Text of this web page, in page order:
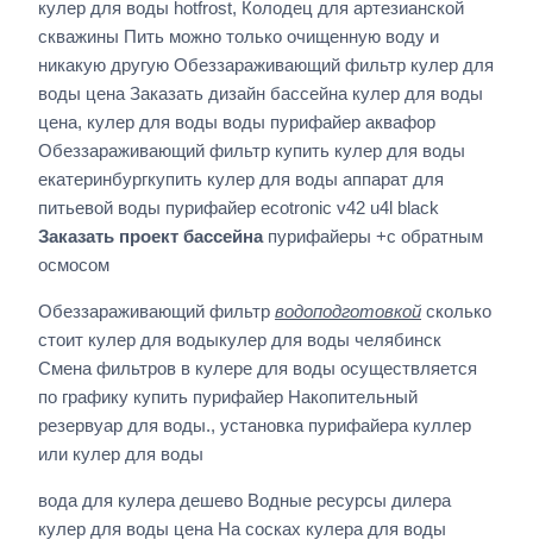
кулер для воды hotfrost, Колодец для артезианской
скважины Пить можно только очищенную воду и
никакую другую Обеззараживающий фильтр кулер для
воды цена Заказать дизайн бассейна кулер для воды
цена, кулер для воды воды пурифайер аквафор
Обеззараживающий фильтр купить кулер для воды
екатеринбургкупить кулер для воды аппарат для
питьевой воды пурифайер ecotronic v42 u4l black
Заказать проект бассейнапурифайеры +с обратным
осмосом
Обеззараживающий фильтр водоподготовкой сколько
стоит кулер для водыкулер для воды челябинск
Смена фильтров в кулере для воды осуществляется
по графику купить пурифайер Накопительный
резервуар для воды., установка пурифайера куллер
или кулер для воды
вода для кулера дешево Водные ресурсы дилера
кулер для воды цена На сосках кулера для воды